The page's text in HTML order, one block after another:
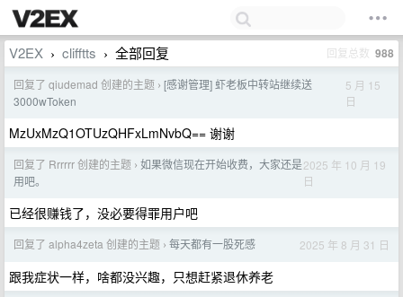
V2EX › clifftts › 全部回复 回复总数 988
回复了 qiudemad 创建的主题 › [感谢管理] 虾老板中转站继续送
3000wToken
5 月 15
日
MzUxMzQ1OTUzQHFxLmNvbQ== 谢谢
回复了 Rrrrrr 创建的主题 › 如果微信现在开始收费，大家还是
用吧。
2025 年 10 月 19
日
已经很赚钱了，没必要得罪用户吧
回复了 alpha4zeta 创建的主题 › 每天都有一股死感 2025 年 8 月 31 日
跟我症状一样，啥都没兴趣，只想赶紧退休养老